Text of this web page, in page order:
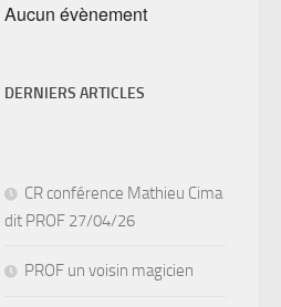
Aucun évènement
DERNIERS ARTICLES
CR conférence Mathieu Cima
dit PROF 27/04/26
PROF un voisin magicien